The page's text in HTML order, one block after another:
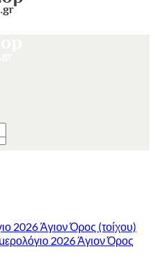
2026 Άγιον Όρος